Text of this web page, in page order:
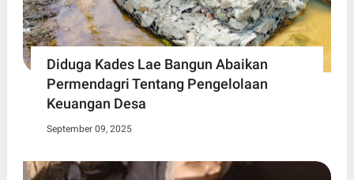
Diduga Kades Lae Bangun Abaikan
Permendagri Tentang Pengelolaan
Keuangan Desa
September 09, 2025